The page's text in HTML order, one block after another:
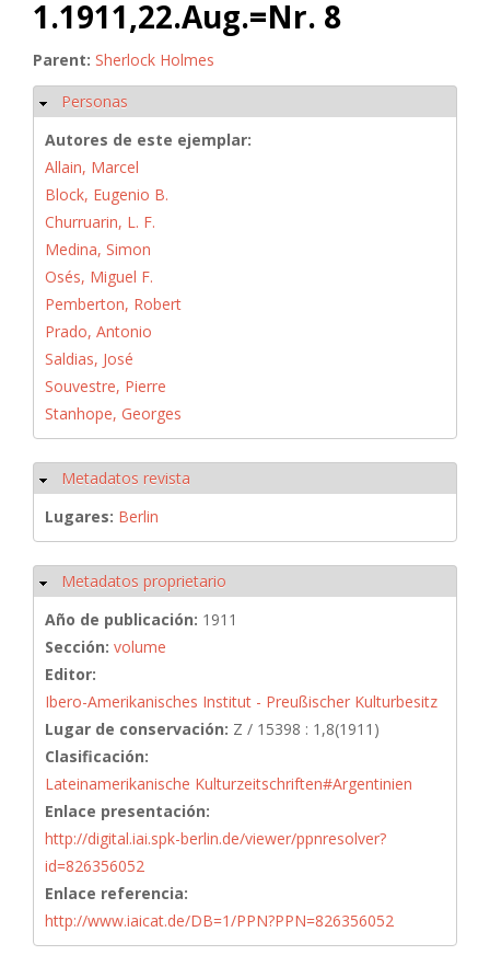
1.1911,22.Aug.=Nr. 8
Parent: Sherlock Holmes
Ocultar
Personas
Autores de este ejemplar:
Allain, Marcel
Block, Eugenio B.
Churruarin, L. F.
Medina, Simon
Osés, Miguel F.
Pemberton, Robert
Prado, Antonio
Saldias, José
Souvestre, Pierre
Stanhope, Georges
Ocultar
Metadatos revista
Lugares: Berlin
Ocultar
Metadatos proprietario
Año de publicación: 1911
Sección: volume
Editor:
Ibero-Amerikanisches Institut - Preußischer Kulturbesitz
Lugar de conservación: Z / 15398 : 1,8(1911)
Clasificación:
Lateinamerikanische Kulturzeitschriften#Argentinien
Enlace presentación:
http://digital.iai.spk-berlin.de/viewer/ppnresolver?
id=826356052
Enlace referencia:
http://www.iaicat.de/DB=1/PPN?PPN=826356052